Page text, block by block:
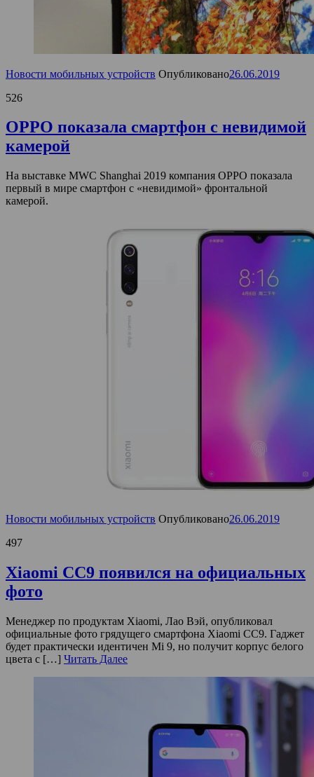
Новости мобильных устройств Опубликовано26.06.2019
526
OPPO показала смартфон с невидимой
камерой
На выставке MWC Shanghai 2019 компания OPPO показала
первый в мире смартфон с «невидимой» фронтальной
камерой.
Новости мобильных устройств Опубликовано26.06.2019
497
Xiaomi CC9 появился на официальных
фото
Менеджер по продуктам Xiaomi, Лао Вэй, опубликовал
официальные фото грядущего смартфона Xiaomi CC9. Гаджет
будет практически идентичен Mi 9, но получит корпус белого
цвета с […] Читать Далее